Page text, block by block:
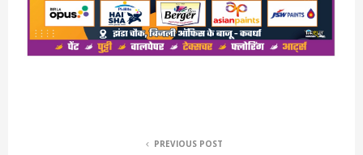
PREVIOUS POST